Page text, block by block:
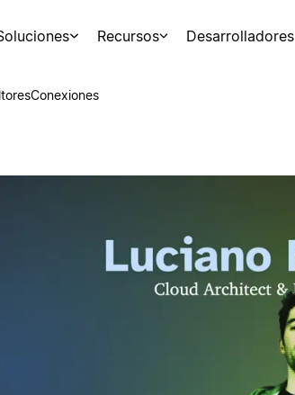
Recursos Desarrolladores
Conexiones